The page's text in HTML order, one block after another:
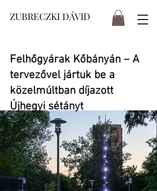
ZUBRECZKI DÁVID
Felhőgyárak Kőbányán – A
tervezővel jártuk be a
közelmúltban díjazott
Újhegyi sétányt